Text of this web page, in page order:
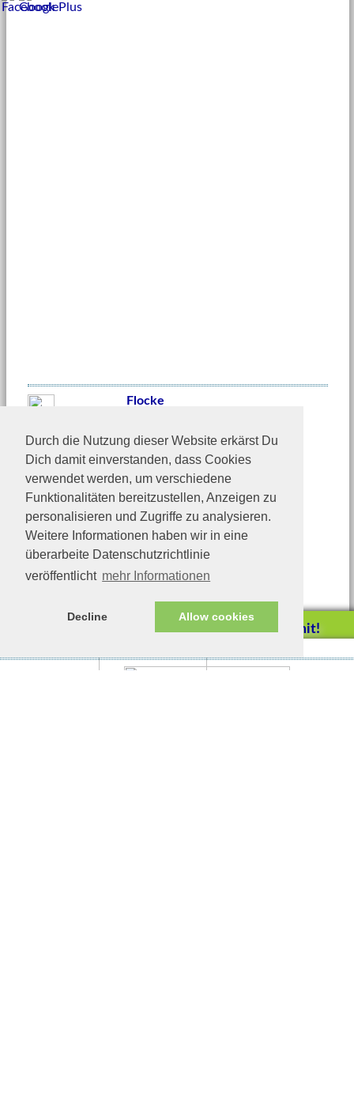
Durch die Nutzung dieser Website erkärst Du
Dich damit einverstanden, dass Cookies
verwendet werden, um verschiedene
Funktionalitäten bereitzustellen, Anzeigen zu
personalisieren und Zugriffe zu analysieren.
Weitere Informationen haben wir in eine
überarbeite Datenschutzrichtlinie
veröffentlicht mehr Informationen
Decline Allow cookies
Flocke
Helfen Sie mit!
einen Einkauf bei